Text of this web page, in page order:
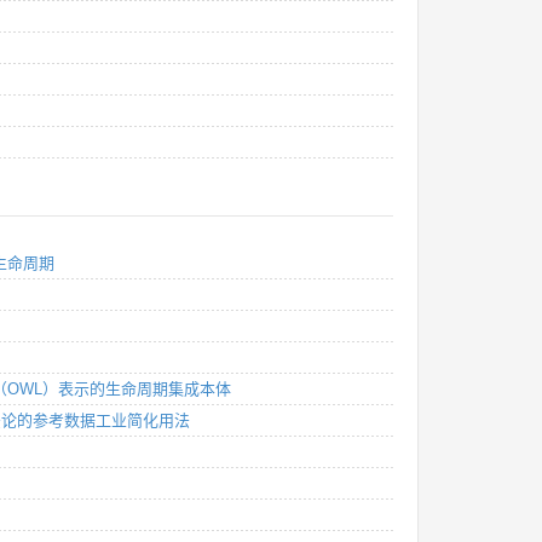
命周期
）表示的生命周期集成本体
的参考数据工业简化用法